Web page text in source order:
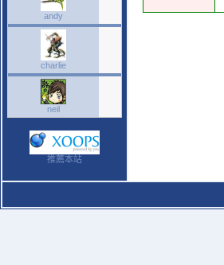
andy
charlie
neil
推薦本站